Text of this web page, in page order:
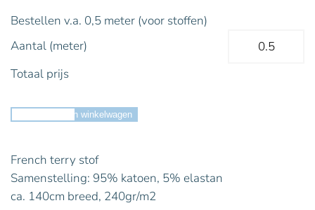
Bestellen v.a. 0,5 meter (voor stoffen)
Aantal (meter)
Totaal prijs
Toevoegen aan winkelwagen
French terry stof
Samenstelling: 95% katoen, 5% elastan
ca. 140cm breed, 240gr/m2